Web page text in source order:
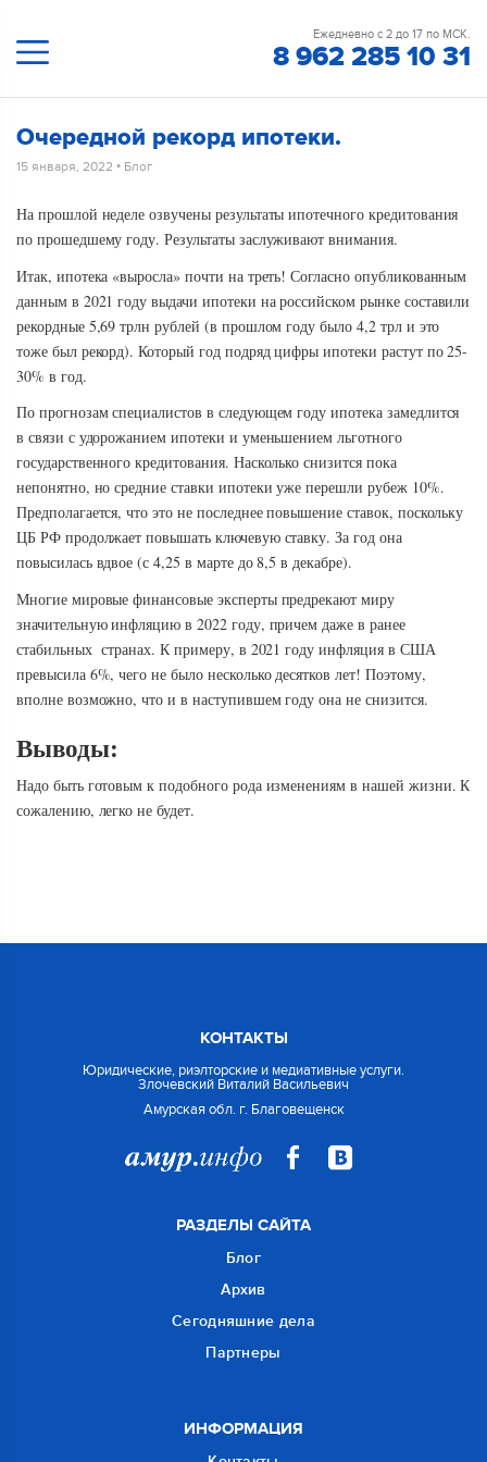
Ежедневно с 2 до 17 по МСК.
8 962 285 10 31
Очередной рекорд ипотеки.
15 января, 2022 • Блог
На прошлой неделе озвучены результаты ипотечного кредитования
по прошедшему году. Результаты заслуживают внимания.
Итак, ипотека «выросла» почти на треть! Согласно опубликованным
данным в 2021 году выдачи ипотеки на российском рынке составили
рекордные 5,69 трлн рублей (в прошлом году было 4,2 трл и это
тоже был рекорд). Который год подряд цифры ипотеки растут по 25-
30% в год.
По прогнозам специалистов в следующем году ипотека замедлится
в связи с удорожанием ипотеки и уменьшением льготного
государственного кредитования. Насколько снизится пока
непонятно, но средние ставки ипотеки уже перешли рубеж 10%.
Предполагается, что это не последнее повышение ставок, поскольку
ЦБ РФ продолжает повышать ключевую ставку. За год она
повысилась вдвое (с 4,25 в марте до 8,5 в декабре).
Многие мировые финансовые эксперты предрекают миру
значительную инфляцию в 2022 году, причем даже в ранее
стабильных странах. К примеру, в 2021 году инфляция в США
превысила 6%, чего не было несколько десятков лет! Поэтому,
вполне возможно, что и в наступившем году она не снизится.
Выводы:
Надо быть готовым к подобного рода изменениям в нашей жизни. К
сожалению, легко не будет.
КОНТАКТЫ
Юридические, риэлторские и медиативные услуги.
Злочевский Виталий Васильевич
Амурская обл. г. Благовещенск
РАЗДЕЛЫ САЙТА
Блог
Архив
Сегодняшние дела
Партнеры
ИНФОРМАЦИЯ